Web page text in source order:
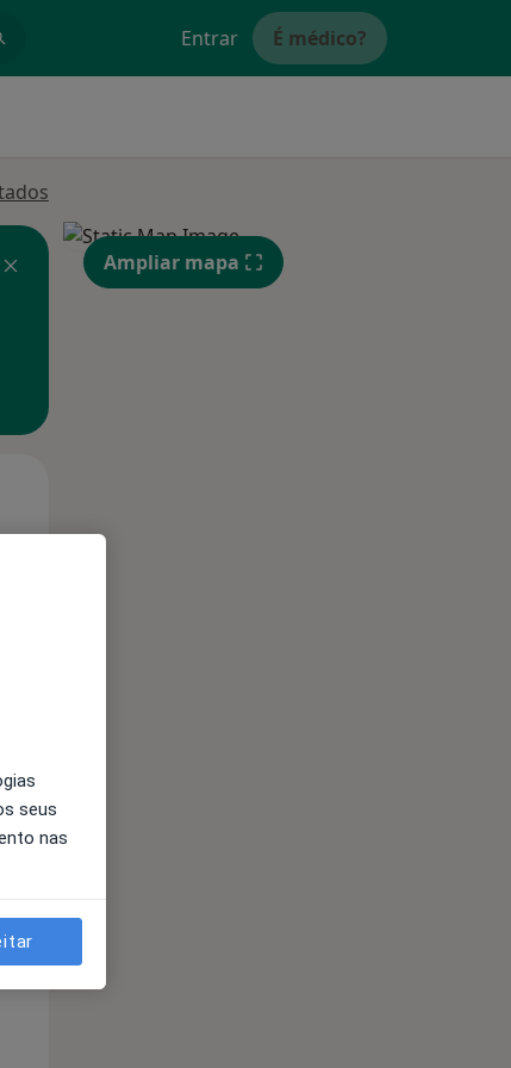
Entrar É médico?
Ampliar mapa
seus
nas